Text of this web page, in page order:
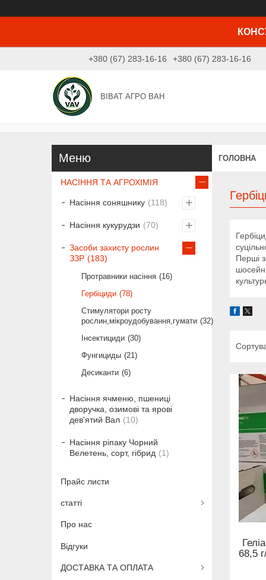
+380 (67) 283-16-16 +380 (67) 283-16-16
ВІВАТ АГРО ВАН
ГОЛОВНА
Перші
68,5
НАСІННЯ ТА АГРОХІМІЯ
Насіння соняшнику 118
Насіння кукурудзи 70
Засоби захисту рослин
ЗЗР
183
Протравники насіння
16
Гербіциди 78
Стимулятори росту
рослин,мікроудобування,гумати 32
Інсектициди 30
Фунгициды 21
Десиканти 6
Насіння ячменю, пшениці
дворучка, озимові та ярові
дев'ятий Вал
10
Насіння ріпаку Чорний
Велетень, сорт, гібрид
1
Прайс листи
статті
Про нас
Відгуки
ДОСТАВКА ТА ОПЛАТА